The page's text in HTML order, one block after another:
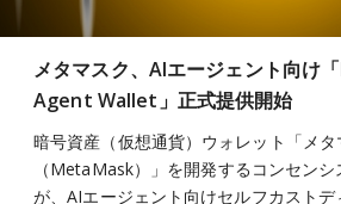
メタマスク、AIエージェント向け
Agent Wallet」正式提供開始
暗号資産（仮想通貨）ウォレット「メタ
（MetaMask）」を開発するコンセンシ
が、AIエージェント向けセルフカスト